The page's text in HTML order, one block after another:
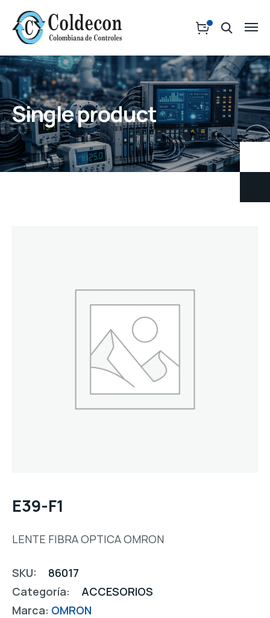
Single product
E39-F1
LENTE FIBRA OPTICA OMRON
SKU:
86017
Categoría:
ACCESORIOS
Marca: OMRON